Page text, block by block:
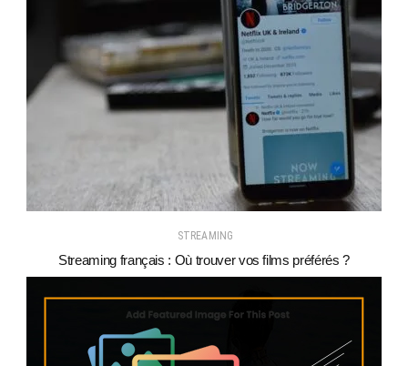
STREAMING
Streaming français : Où trouver vos films préférés ?